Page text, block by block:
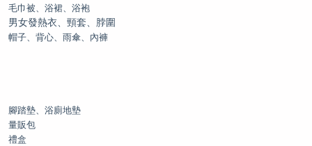
毛巾被、浴裙、浴袍
男女發熱衣、頸套、脖圍
帽子、背心、雨傘、內褲
腳踏墊、浴廁地墊
量販包
禮盒